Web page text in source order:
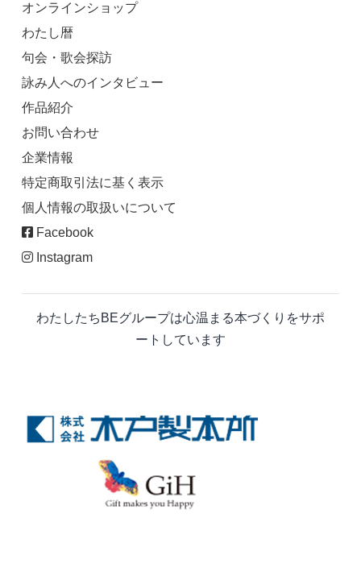
オンラインショップ
わたし暦
句会・歌会探訪
詠み人へのインタビュー
作品紹介
お問い合わせ
企業情報
特定商取引法に基く表示
個人情報の取扱いについて
Facebook
Instagram
わたしたちBEグループは心温まる本づくりをサポ
ートしています